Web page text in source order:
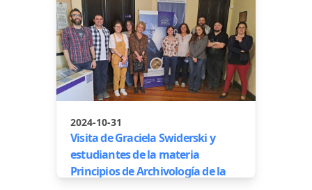
2024-10-31
Visita de Graciela Swiderski y
estudiantes de la materia
Principios de Archivología de la